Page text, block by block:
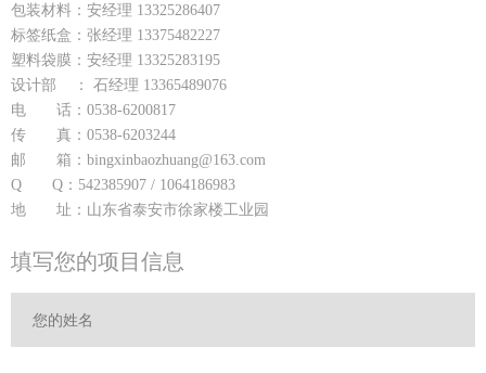
包装材料：安经理 13325286407
标签纸盒：张经理 13375482227
塑料袋膜：安经理 13325283195
设计部 ： 石经理 13365489076
电 话：0538-6200817
传 真：0538-6203244
邮 箱：bingxinbaozhuang@163.com
Q Q：542385907 / 1064186983
地 址：山东省泰安市徐家楼工业园
填写您的项目信息